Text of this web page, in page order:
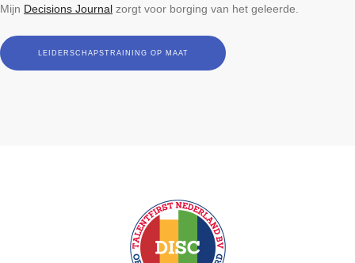
Mijn Decisions Journal zorgt voor borging van het geleerde.
LEIDERSCHAPSTRAINING OP MAAT